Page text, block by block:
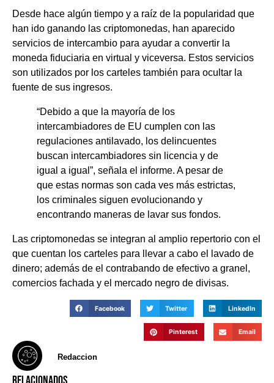
Desde hace algún tiempo y a raíz de la popularidad que
han ido ganando las criptomonedas, han aparecido
servicios de intercambio para ayudar a convertir la
moneda fiduciaria en virtual y viceversa. Estos servicios
son utilizados por los carteles también para ocultar la
fuente de sus ingresos.
“Debido a que la mayoría de los
intercambiadores de EU cumplen con las
regulaciones antilavado, los delincuentes
buscan intercambiadores sin licencia y de
igual a igual”, señala el informe. A pesar de
que estas normas son cada ves más estrictas,
los criminales siguen evolucionando y
encontrando maneras de lavar sus fondos.
Las criptomonedas se integran al amplio repertorio con el
que cuentan los carteles para llevar a cabo el lavado de
dinero; además de el contrabando de efectivo a granel,
comercios fachada y el mercado negro de divisas.
Facebook Twitter LinkedIn
Pinterest Email
Redaccion